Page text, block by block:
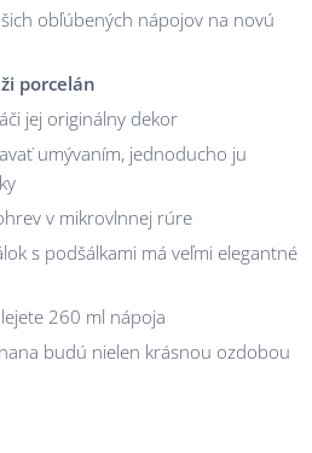
obľúbených nápojov na novú
porcelán
jej originálny dekor
umývaním, jednoducho ju
v mikrovlnnej rúre
s podšálkami má veľmi elegantné
260 ml nápoja
budú nielen krásnou ozdobou